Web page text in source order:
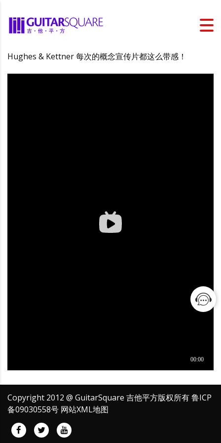
Hughes & Kettner 每次的概念宣传片都这么带感！
Copyright 2012 @ GuitarSquare 吉他平方版权所有鲁ICP
备09030558号 网站XML地图